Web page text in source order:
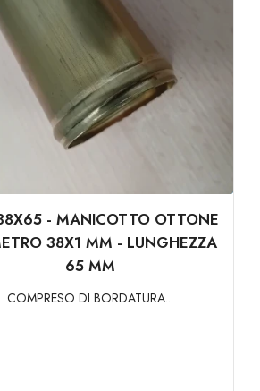
- MANICOTTO OTTONE
38X1 MM - LUNGHEZZA
65 MM
COMPRESO DI BORDATURA...